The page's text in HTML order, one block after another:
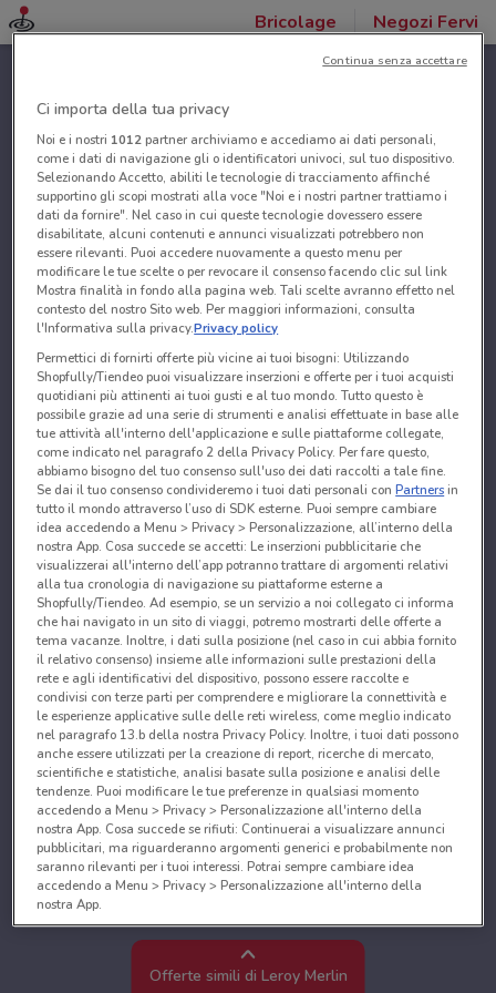
Bricolage Negozi Fervi
Offerte simili di Leroy Merlin
Ci importa della tua privacy
Noi e i nostri 1012partner archiviamo e accediamo ai dati personali,
come i dati di navigazione gli o identificatori univoci, sul tuo dispositivo.
Selezionando Accetto, abiliti le tecnologie di tracciamento affinché
supportino gli scopi mostrati alla voce "Noi e i nostri partner trattiamo i
dati da fornire". Nel caso in cui queste tecnologie dovessero essere
disabilitate, alcuni contenuti e annunci visualizzati potrebbero non
essere rilevanti. Puoi accedere nuovamente a questo menu per
modificare le tue scelte o per revocare il consenso facendo clic sul link
Mostra finalità in fondo alla pagina web. Tali scelte avranno effetto nel
contesto del nostro Sito web. Per maggiori informazioni, consulta
l'Informativa sulla privacy.Privacy policy
Permettici di fornirti offerte più vicine ai tuoi bisogni: Utilizzando
Shopfully/Tiendeo puoi visualizzare inserzioni e offerte per i tuoi acquisti
quotidiani più attinenti ai tuoi gusti e al tuo mondo. Tutto questo è
possibile grazie ad una serie di strumenti e analisi effettuate in base alle
tue attività all'interno dell'applicazione e sulle piattaforme collegate,
come indicato nel paragrafo 2 della Privacy Policy. Per fare questo,
abbiamo bisogno del tuo consenso sull'uso dei dati raccolti a tale fine.
Se dai il tuo consenso condivideremo i tuoi dati personali conPartnersin
tutto il mondo attraverso l’uso di SDK esterne. Puoi sempre cambiare
idea accedendo a Menu > Privacy > Personalizzazione, all’interno della
nostra App. Cosa succede se accetti: Le inserzioni pubblicitarie che
visualizzerai all'interno dell’app potranno trattare di argomenti relativi
alla tua cronologia di navigazione su piattaforme esterne a
Shopfully/Tiendeo. Ad esempio, se un servizio a noi collegato ci informa
che hai navigato in un sito di viaggi, potremo mostrarti delle offerte a
tema vacanze. Inoltre, i dati sulla posizione (nel caso in cui abbia fornito
il relativo consenso) insieme alle informazioni sulle prestazioni della
rete e agli identificativi del dispositivo, possono essere raccolte e
condivisi con terze parti per comprendere e migliorare la connettività e
le esperienze applicative sulle delle reti wireless, come meglio indicato
nel paragrafo 13.b della nostra Privacy Policy. Inoltre, i tuoi dati possono
anche essere utilizzati per la creazione di report, ricerche di mercato,
scientifiche e statistiche, analisi basate sulla posizione e analisi delle
tendenze. Puoi modificare le tue preferenze in qualsiasi momento
accedendo a Menu > Privacy > Personalizzazione all'interno della
nostra App. Cosa succede se rifiuti: Continuerai a visualizzare annunci
pubblicitari, ma riguarderanno argomenti generici e probabilmente non
saranno rilevanti per i tuoi interessi. Potrai sempre cambiare idea
accedendo a Menu > Privacy > Personalizzazione all'interno della
nostra App.
Noi e i nostri partner trattiamo i dati per fornire:
Utilizzare dati di geolocalizzazione precisi. Scansione attiva delle
caratteristiche del dispositivo ai fini dell’identificazione. Archiviare
Continua senza accettare